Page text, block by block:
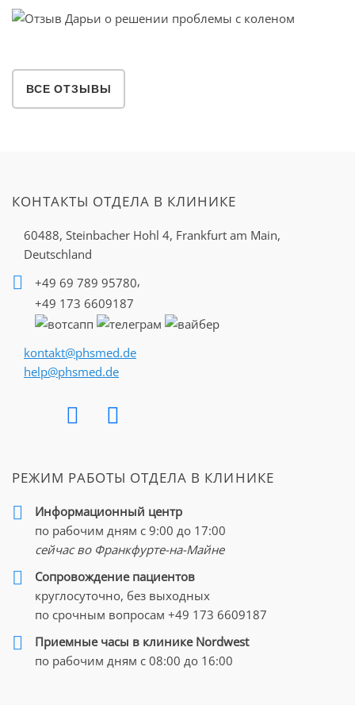
ВСЕ ОТЗЫВЫ
КОНТАКТЫ ОТДЕЛА В КЛИНИКЕ
60488, Steinbacher Hohl 4, Frankfurt am Main,
Deutschland
+49 69 789 95780,
+49 173 6609187
kontakt@phsmed.de
help@phsmed.de
РЕЖИМ РАБОТЫ ОТДЕЛА В КЛИНИКЕ
Информационный центр
по рабочим дням с 9:00 до 17:00
сейчас во Франкфурте-на-Майне
Cопровождение пациентов
круглосуточно, без выходных
по срочным вопросам +49 173 6609187
Приемные часы в клинике Nordwest
по рабочим дням с 08:00 до 16:00